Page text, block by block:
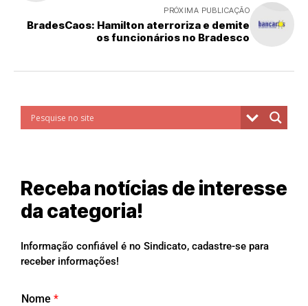
PRÓXIMA PUBLICAÇÃO
BradesCaos: Hamilton aterroriza e demite
os funcionários no Bradesco
Receba notícias de interesse
da categoria!
Informação confiável é no Sindicato, cadastre-se para
receber informações!
Nome *